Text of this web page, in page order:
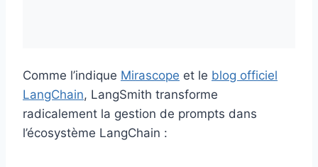
Comme l’indique Mirascope et le blog officiel
LangChain, LangSmith transforme
radicalement la gestion de prompts dans
l’écosystème LangChain :